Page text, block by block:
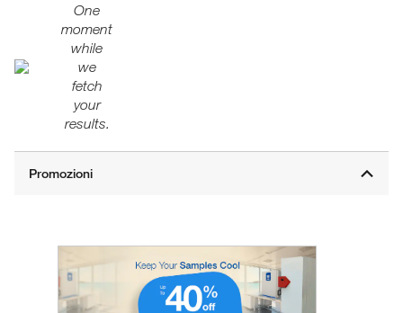
One
moment
while
we
fetch
your
results.